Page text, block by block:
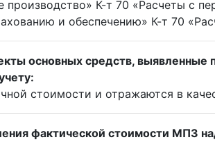
К-т 70 «Расчеты с
и обеспечению» К-т 70
основных средств, выявленные
стоимости и отражаются в
фактической стоимости МПЗ